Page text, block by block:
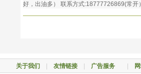
好，出油多） 联系方式:18777726869(常
关于我们 友情链接| 广告服务